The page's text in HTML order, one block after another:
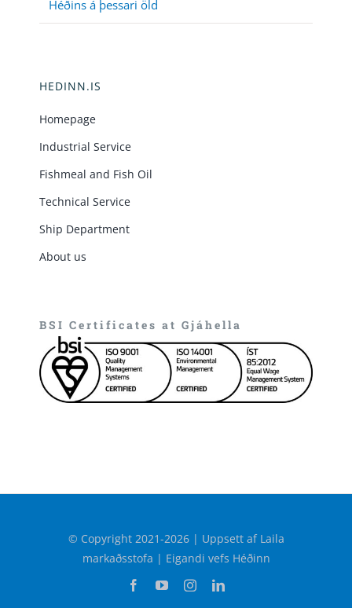
Héðins á þessari öld
HEDINN.IS
Homepage
Industrial Service
Fishmeal and Fish Oil
Technical Service
Ship Department
About us
BSI Certificates at Gjáhella
© Copyright 2021-2026 | Uppsett af Laila
markaðsstofa | Eigandi vefs Héðinn